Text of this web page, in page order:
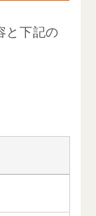
と下記の